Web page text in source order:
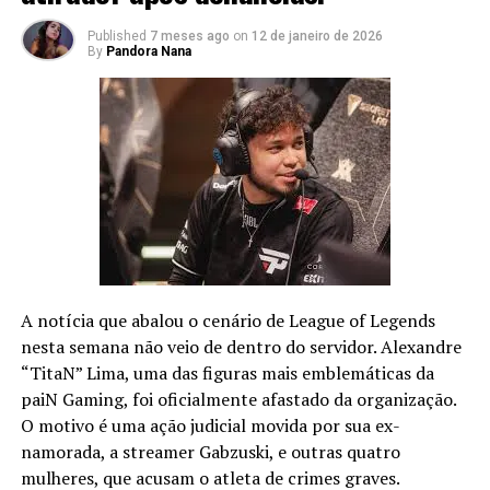
Campeã está prevista para
Splash art Irelia, a lâmina
desafiadora
Confira abaixo splash art, capturas do tela do tesear e
música de login screen.
Published 7 meses ago on 12 de janeiro de 2026
By Pandora Nana
A notícia que abalou o cenário de League of Legends
nesta semana não veio de dentro do servidor. Alexandre
“TitaN” Lima, uma das figuras mais emblemáticas da
paiN Gaming, foi oficialmente afastado da organização.
O motivo é uma ação judicial movida por sua ex-
namorada, a streamer Gabzuski, e outras quatro
mulheres, que acusam o atleta de crimes graves.